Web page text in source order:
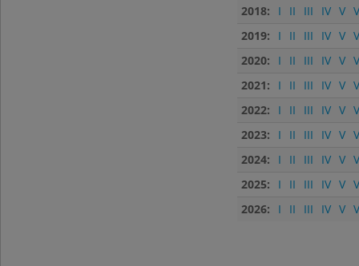
2018:
I II III IV V
2019:
I II III IV V
2020:
I II III IV V
2021:
I II III IV V
2022:
I II III IV V
2023:
I II III IV V
2024:
I II III IV V
2025:
I II III IV V
2026:
I II III IV V